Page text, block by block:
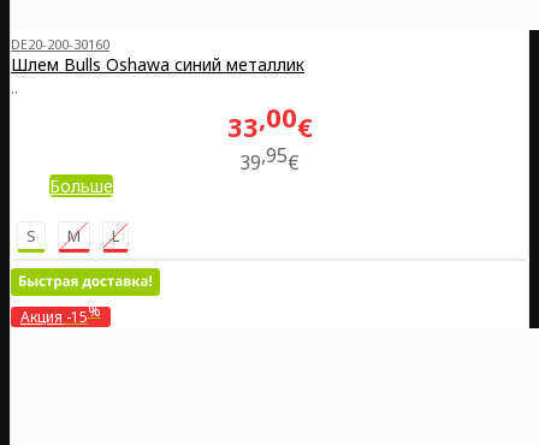
DE20-200-30160
Шлем Bulls Oshawa синий металлик
..
33 00€
39 95€
Больше
S M L
Акция -15%